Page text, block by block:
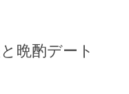
晩酌デート